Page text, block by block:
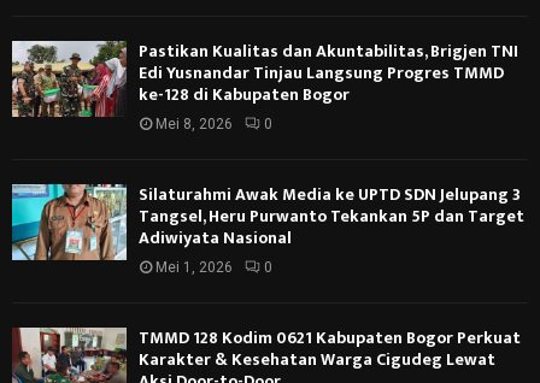
Pastikan Kualitas dan Akuntabilitas, Brigjen TNI
Edi Yusnandar Tinjau Langsung Progres TMMD
ke-128 di Kabupaten Bogor
Mei 8, 2026 0
Silaturahmi Awak Media ke UPTD SDN Jelupang 3
Tangsel, Heru Purwanto Tekankan 5P dan Target
Adiwiyata Nasional
Mei 1, 2026 0
TMMD 128 Kodim 0621 Kabupaten Bogor Perkuat
Karakter & Kesehatan Warga Cigudeg Lewat